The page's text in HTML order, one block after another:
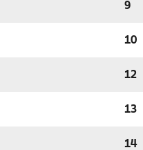
9
10
12
13
14